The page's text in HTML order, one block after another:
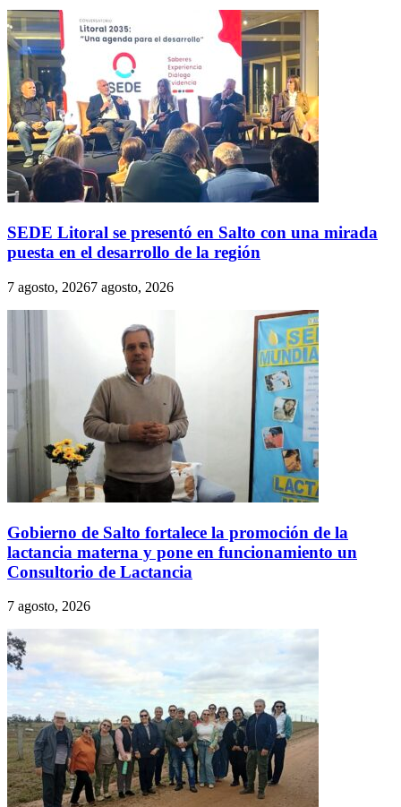
SEDE Litoral se presentó en Salto con una mirada
puesta en el desarrollo de la región
7 agosto, 20267 agosto, 2026
Gobierno de Salto fortalece la promoción de la
lactancia materna y pone en funcionamiento un
Consultorio de Lactancia
7 agosto, 2026